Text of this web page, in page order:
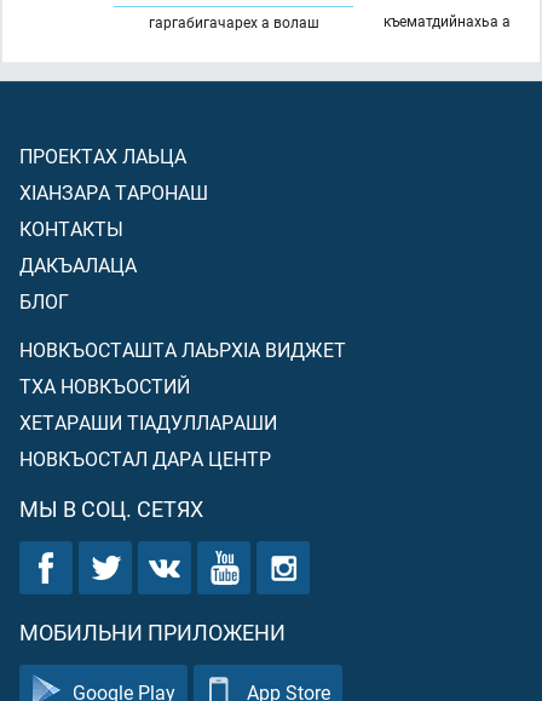
къематдийнахьа а
гаргабигачарех а волаш
ПРОЕКТАХ ЛАЬЦА
ХIАНЗАРА ТАРОНАШ
КОНТАКТЫ
ДАКЪАЛАЦА
БЛОГ
НОВКЪОСТАШТА ЛАЬРХIА ВИДЖЕТ
ТХА НОВКЪОСТИЙ
ХЕТАРАШИ ТIАДУЛЛАРАШИ
НОВКЪОСТАЛ ДАРА ЦЕНТР
МЫ В СОЦ. СЕТЯХ
МОБИЛЬНИ ПРИЛОЖЕНИ
Google Play App Store